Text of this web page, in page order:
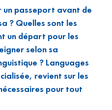
un passeport avant de
? Quelles sont les
un départ pour les
selon sa
? Languages
revient sur les
pour tout